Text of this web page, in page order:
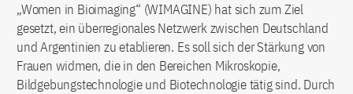
„Women in Bioimaging“ (WIMAGINE) hat sich zum Ziel
gesetzt, ein überregionales Netzwerk zwischen Deutschland
und Argentinien zu etablieren. Es soll sich der Stärkung von
Frauen widmen, die in den Bereichen Mikroskopie,
Bildgebungstechnologie und Biotechnologie tätig sind. Durch